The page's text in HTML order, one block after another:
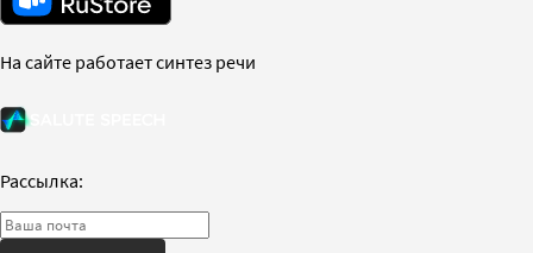
На сайте работает синтез речи
Рассылка: